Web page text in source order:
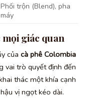
Phối trộn (Blend), pha
máy
giác quan
của cà phê Colombia
vai trò quyết định đến
thác một khía cạnh
vị ngọt kéo dài.